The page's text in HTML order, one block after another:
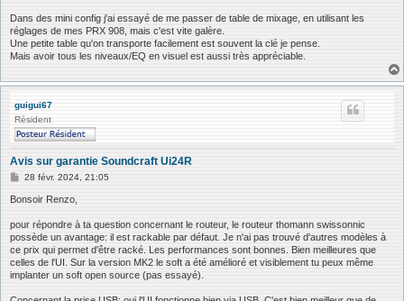
Dans des mini config j'ai essayé de me passer de table de mixage, en utilisant les
réglages de mes PRX 908, mais c'est vite galère.
Une petite table qu'on transporte facilement est souvent la clé je pense.
Mais avoir tous les niveaux/EQ en visuel est aussi très appréciable.
guigui67
Résident
Avis sur garantie Soundcraft Ui24R
M
s
g
e
28 févr. 2024, 21:05
Bonsoir Renzo,
pour répondre à ta question concernant le routeur, le routeur thomann swissonnic
possède un avantage: il est rackable par défaut. Je n'ai pas trouvé d'autres modèles à
ce prix qui permet d'être racké. Les performances sont bonnes. Bien meilleures que
celles de l'UI. Sur la version MK2 le soft a été amélioré et visiblement tu peux même
implanter un soft open source (pas essayé).